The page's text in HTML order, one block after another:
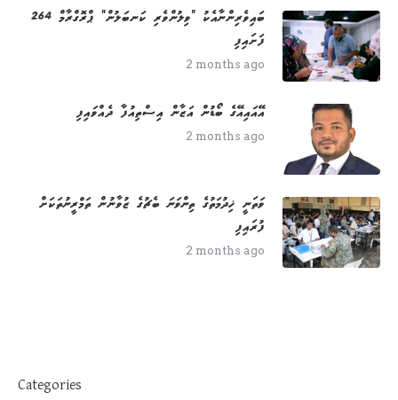
264 ބައިވެރިންނާއެކު "ވިލުންވެރި ކަނބަލުން" ޕްރޮގްރާމް
ފަށައިފި
2 months ago
އޭއައިއޭގެ ބޯޑުން އަޒާން އިސްތިއުފާ ދެއްވައިފި
2 months ago
ވަތަނީ ޚިދުމަތުގެ ތިންވަނަ ބެޗުގެ ޒުވާނުން ތަމްރީނުތަކަށް
ފުރައިފި
2 months ago
Categories